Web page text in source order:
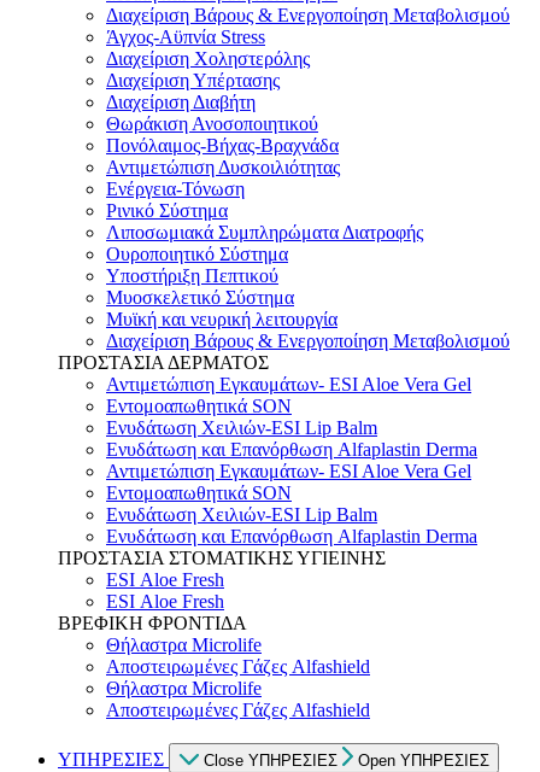
Διαχείριση Βάρους & Ενεργοποίηση Μεταβολισμού
Άγχος-Αϋπνία Stress
Διαχείριση Χοληστερόλης
Διαχείριση Υπέρτασης
Διαχείριση Διαβήτη
Θωράκιση Ανοσοποιητικού
Πονόλαιμος-Βήχας-Βραχνάδα
Αντιμετώπιση Δυσκοιλιότητας
Eνέργεια-Τόνωση
Ρινικό Σύστημα
Λιποσωμιακά Συμπληρώματα Διατροφής
Ουροποιητικό Σύστημα
Υποστήριξη Πεπτικού
Μυοσκελετικό Σύστημα
Μυϊκή και νευρική λειτουργία
Διαχείριση Βάρους & Ενεργοποίηση Μεταβολισμού
ΠΡΟΣΤΑΣΙΑ ΔΕΡΜΑΤΟΣ
Αντιμετώπιση Εγκαυμάτων- ESI Aloe Vera Gel
Εντομοαπωθητικά SON
Ενυδάτωση Χειλιών-ESI Lip Balm
Ενυδάτωση και Επανόρθωση Alfaplastin Derma
Αντιμετώπιση Εγκαυμάτων- ESI Aloe Vera Gel
Εντομοαπωθητικά SON
Ενυδάτωση Χειλιών-ESI Lip Balm
Ενυδάτωση και Επανόρθωση Alfaplastin Derma
ΠΡΟΣΤΑΣΙΑ ΣΤΟΜΑΤΙΚΗΣ ΥΓΙΕΙΝΗΣ
ESI Αloe Fresh
ESI Αloe Fresh
ΒΡΕΦΙΚΗ ΦΡΟΝΤΙΔΑ
Θήλαστρα Microlife
Αποστειρωμένες Γάζες Alfashield
Θήλαστρα Microlife
Αποστειρωμένες Γάζες Alfashield
ΥΠΗΡΕΣΙΕΣ Close ΥΠΗΡΕΣΙΕΣ Open ΥΠΗΡΕΣΙΕΣ